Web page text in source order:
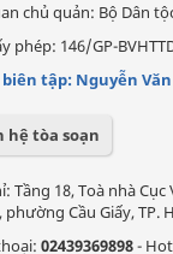
chủ quản: Bộ Dân
phép: 146/GP-
tập: Nguyễn Văn
hệ tòa soạn
Tầng 18, Toà nhà
phường Cầu Giấy, TP.
02439369898-